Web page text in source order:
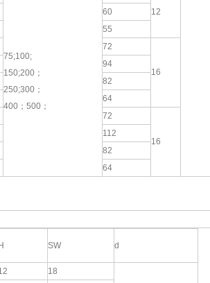
75;100;
150;200；
250;300；
400；500；
12
60
55
72
16
94
82
64
72
16
112
82
64
H
SW d
18